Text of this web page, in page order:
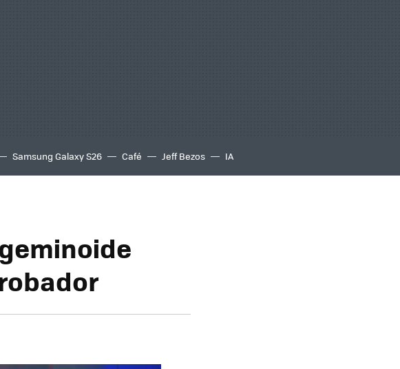
Samsung Galaxy S26 Café Jeff Bezos IA